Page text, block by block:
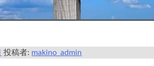
投稿者: makino_admin